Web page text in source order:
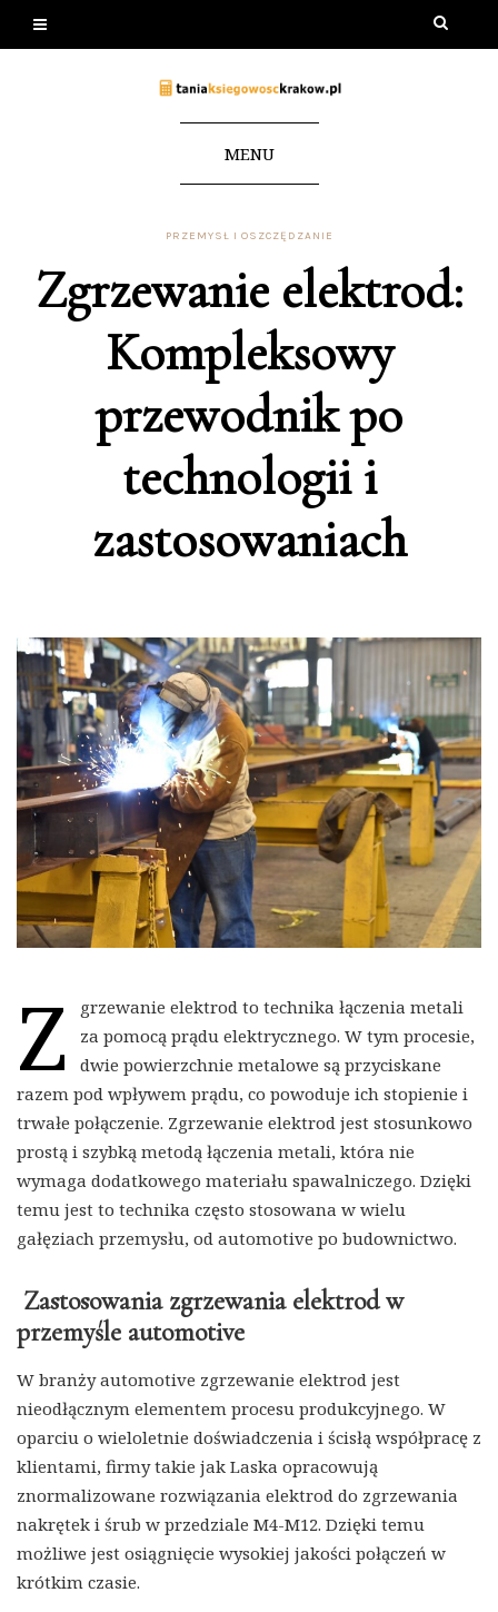
MENU
PRZEMYSŁ I OSZCZĘDZANIE
Zgrzewanie elektrod:
Kompleksowy
przewodnik po
technologii i
zastosowaniach
Z
grzewanie elektrod to technika łączenia metali
za pomocą prądu elektrycznego. W tym procesie,
dwie powierzchnie metalowe są przyciskane
razem pod wpływem prądu, co powoduje ich stopienie i
trwałe połączenie. Zgrzewanie elektrod jest stosunkowo
prostą i szybką metodą łączenia metali, która nie
wymaga dodatkowego materiału spawalniczego. Dzięki
temu jest to technika często stosowana w wielu
gałęziach przemysłu, od automotive po budownictwo.
Zastosowania zgrzewania elektrod w
przemyśle automotive
W branży automotive zgrzewanie elektrod jest
nieodłącznym elementem procesu produkcyjnego. W
oparciu o wieloletnie doświadczenia i ścisłą współpracę z
klientami, firmy takie jak Laska opracowują
znormalizowane rozwiązania elektrod do zgrzewania
nakrętek i śrub w przedziale M4-M12. Dzięki temu
możliwe jest osiągnięcie wysokiej jakości połączeń w
krótkim czasie.